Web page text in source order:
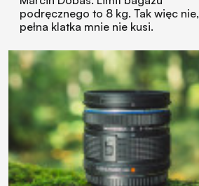
podręcznego to 8 kg. Tak więc nie,
pełna klatka mnie nie kusi.